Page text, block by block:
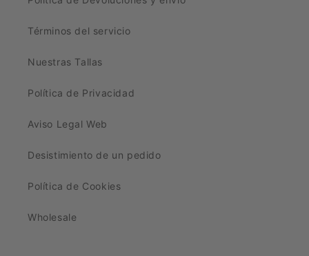
Términos del servicio
Nuestras Tallas
Política de Privacidad
Aviso Legal Web
Desistimiento de un pedido
Política de Cookies
Wholesale